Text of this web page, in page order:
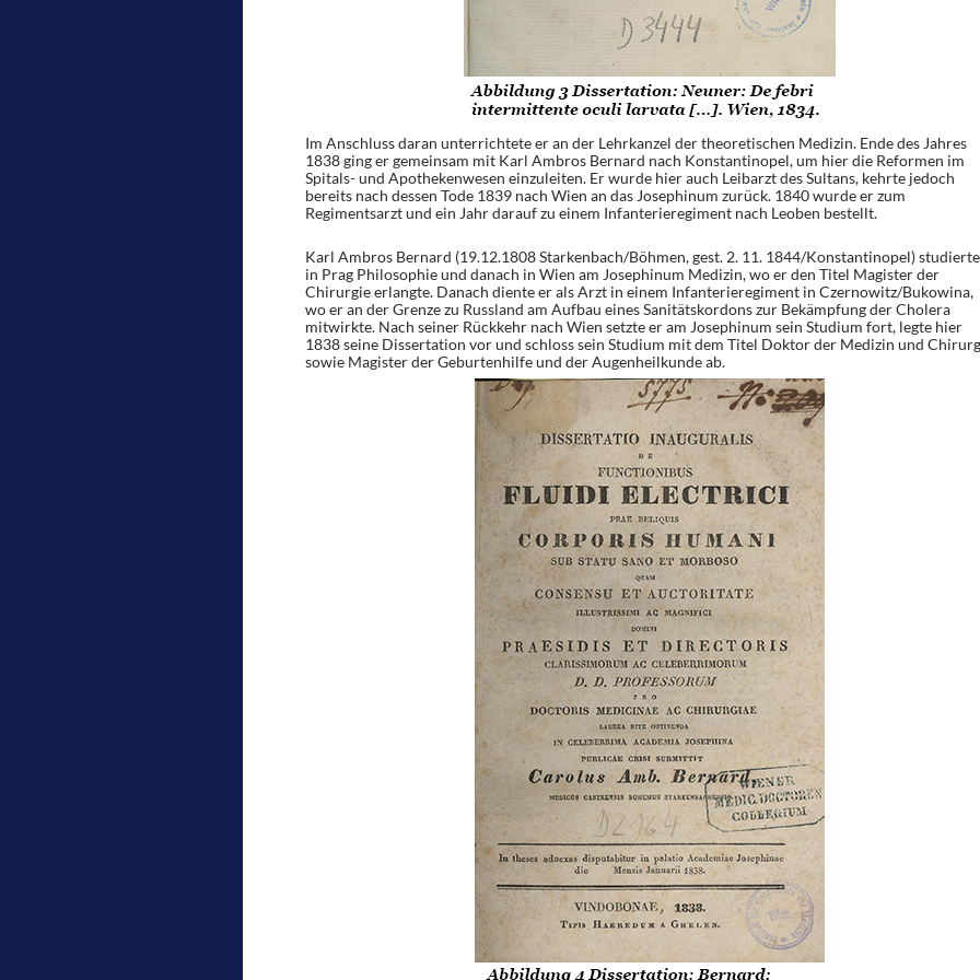
Im Anschluss daran unterrichtete er an der Lehrkanzel der theoretischen Medizin. Ende des Jahres
1838 ging er gemeinsam mit Karl Ambros Bernard nach Konstantinopel, um hier die Reformen im
Spitals- und Apothekenwesen einzuleiten. Er wurde hier auch Leibarzt des Sultans, kehrte jedoch
bereits nach dessen Tode 1839 nach Wien an das Josephinum zurück. 1840 wurde er zum
Regimentsarzt und ein Jahr darauf zu einem Infanterieregiment nach Leoben bestellt.
Karl Ambros Bernard (19.12.1808 Starkenbach/Böhmen, gest. 2. 11. 1844/Konstantinopel) studierte
in Prag Philosophie und danach in Wien am Josephinum Medizin, wo er den Titel Magister der
Chirurgie erlangte. Danach diente er als Arzt in einem Infanterieregiment in Czernowitz/Bukowina,
wo er an der Grenze zu Russland am Aufbau eines Sanitätskordons zur Bekämpfung der Cholera
mitwirkte. Nach seiner Rückkehr nach Wien setzte er am Josephinum sein Studium fort, legte hier
1838 seine Dissertation vor und schloss sein Studium mit dem Titel Doktor der Medizin und
sowie Magister der Geburtenhilfe und der Augenheilkunde ab.